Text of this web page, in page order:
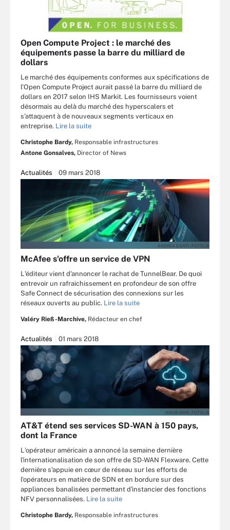
Open Compute Project : le marché des
équipements passe la barre du milliard de
dollars
Le marché des équipements conformes aux spécifications de
l'Open Compute Project aurait passé la barre du milliard de
dollars en 2017 selon IHS Markit. Les fournisseurs voient
désormais au delà du marché des hyperscalers et
s'attaquent à de nouveaux segments verticaux en
entreprise. Lire la suite
Christophe Bardy, Responsable infrastructures
Antone Gonsalves, Director of News
Actualités 09 mars 2018
ANDREA DANTI - FOTOLIA
McAfee s'offre un service de VPN
L'éditeur vient d'annoncer le rachat de TunnelBear. De quoi
entrevoir un rafraichissement en profondeur de son offre
Safe Connect de sécurisation des connexions sur les
réseaux ouverts au public. Lire la suite
Valéry Rieß-Marchive, Rédacteur en chef
Actualités 01 mars 2018
JAKUB JIRSK - FOTOLIA
AT&T étend ses services SD-WAN à 150 pays,
dont la France
L'opérateur américain a annoncé la semaine dernière
l'internationalisation de son offre de SD-WAN Flexware. Cette
dernière s'appuie en cœur de réseau sur les efforts de
l'opérateurs en matière de SDN et en bordure sur des
appliances banalisées permettant d'instancier des fonctions
NFV personnalisées. Lire la suite
Christophe Bardy, Responsable infrastructures